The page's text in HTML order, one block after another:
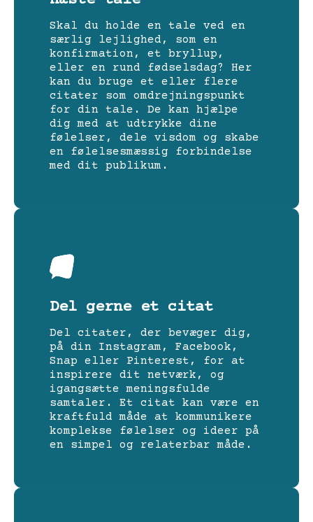
Skal du holde en tale ved en
særlig lejlighed, som en
konfirmation, et bryllup,
eller en rund fødselsdag? Her
kan du bruge et eller flere
citater som omdrejningspunkt
for din tale. De kan hjælpe
dig med at udtrykke dine
følelser, dele visdom og skabe
en følelsesmæssig forbindelse
med dit publikum.
Del gerne et citat
Del citater, der bevæger dig,
på din Instagram, Facebook,
Snap eller Pinterest, for at
inspirere dit netværk, og
igangsætte meningsfulde
samtaler. Et citat kan være en
kraftfuld måde at kommunikere
komplekse følelser og ideer på
en simpel og relaterbar måde.